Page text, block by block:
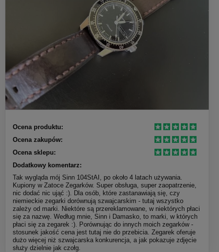
Ocena produktu:
Ocena zakupów:
Ocena sklepu:
Dodatkowy komentarz:
Tak wygląda mój Sinn 104StAI, po około 4 latach używania.
Kupiony w Zatoce Zegarków. Super obsługa, super zaopatrzenie,
nic dodać nic ująć :). Dla osób, które zastanawiają się, czy
niemieckie zegarki dorównują szwajcarskim - tutaj wszystko
zależy od marki. Niektóre są przereklamowane, w niektórych płaci
się za nazwę. Według mnie, Sinn i Damasko, to marki, w których
płaci się za zegarek :). Porównując do innych moich zegarków -
stosunek jakość cena jest tutaj nie do przebicia. Zegarek oferuje
dużo więcej niż szwajcarska konkurencja, a jak pokazuje zdjęcie
służy dzielnie jak czołg.